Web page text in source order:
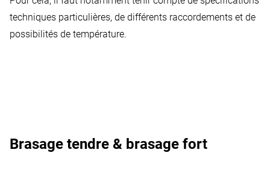
techniques particulières, de différents raccordements et de
possibilités de température.
Brasage tendre & brasage fort